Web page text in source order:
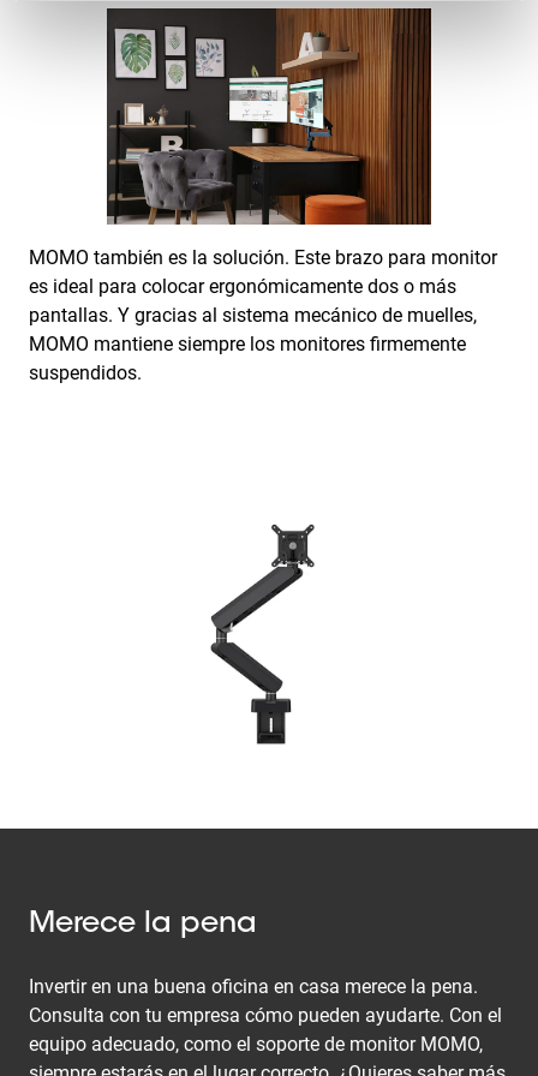
MOMO también es la solución. Este brazo para monitor
es ideal para colocar ergonómicamente dos o más
pantallas. Y gracias al sistema mecánico de muelles,
MOMO mantiene siempre los monitores firmemente
suspendidos.
Merece la pena
Invertir en una buena oficina en casa merece la pena.
Consulta con tu empresa cómo pueden ayudarte. Con el
equipo adecuado, como el soporte de monitor MOMO,